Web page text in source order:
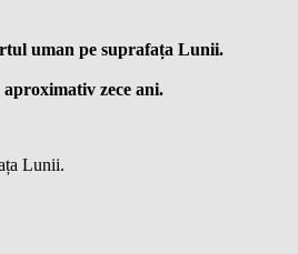
uman pe suprafața Lunii.
zece ani.
Lunii.